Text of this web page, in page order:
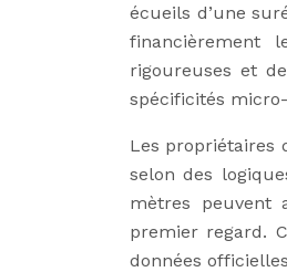
écueils d’une
financièrement
rigoureuses et
spécificités
Les propriétaires
selon des
mètres peuvent
premier regard.
données